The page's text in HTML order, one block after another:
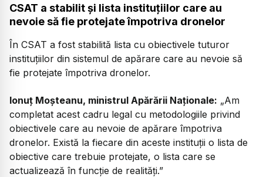
CSAT a stabilit și lista instituțiilor care au
nevoie să fie protejate împotriva dronelor
În CSAT a fost stabilită lista cu obiectivele tuturor
instituțiilor din sistemul de apărare care au nevoie să
fie protejate împotriva dronelor.
Ionuț Moșteanu, ministrul Apărării Naționale: „Am
completat acest cadru legal cu metodologiile privind
obiectivele care au nevoie de apărare împotriva
dronelor. Există la fiecare din aceste instituții o lista de
obiective care trebuie protejate, o lista care se
actualizează în funcție de realități.”